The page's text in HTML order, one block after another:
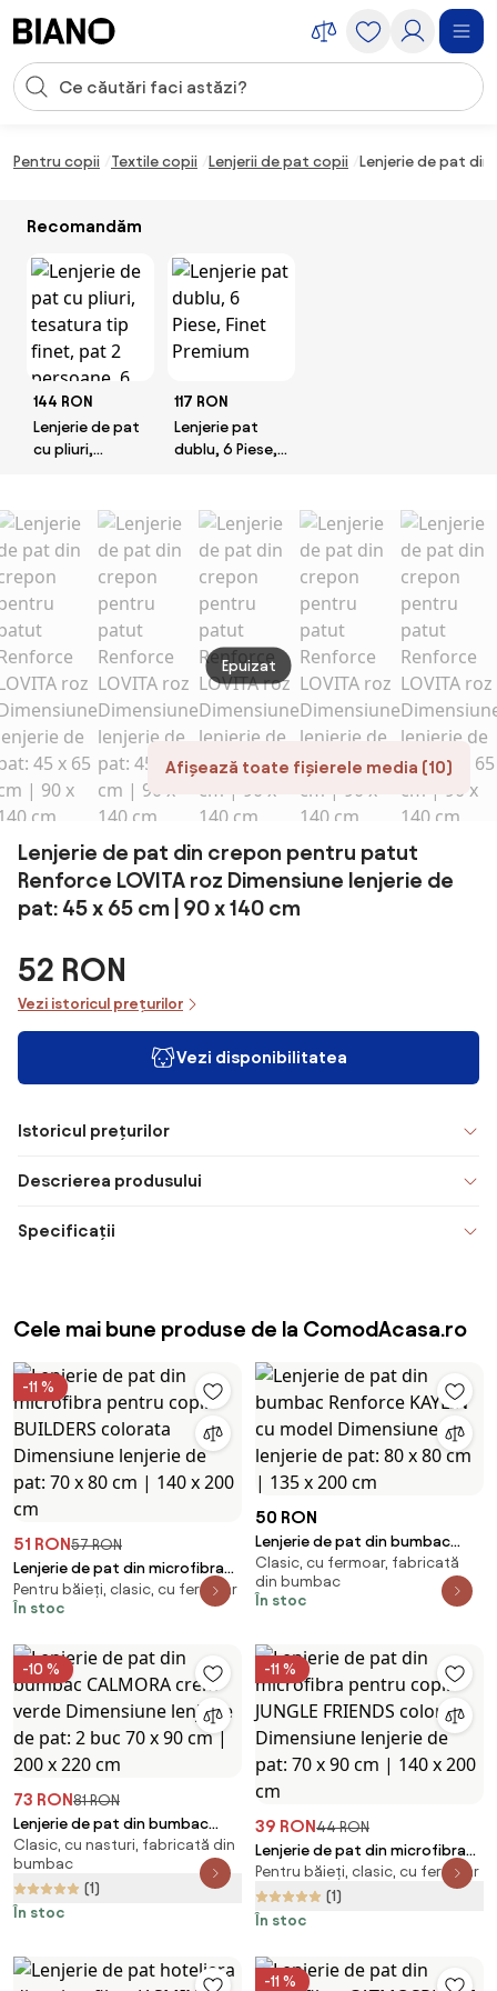
Introducerea căutării
Pentru copii Textile copii Lenjerii de pat copii Lenjerie de pat
Recomandăm
144 RON
Lenjerie de pat
cu pliuri,
persoane, 6
piese -Alb
117 RON
Lenjerie pat
dublu, 6 Piese,
Afișează toate fișierele media (10)
Epuizat
Lenjerie de pat din crepon pentru patut
Renforce LOVITA roz Dimensiune lenjerie de
pat: 45 x 65 cm | 90 x 140 cm
52 RON
Vezi istoricul prețurilor
Vezi disponibilitatea
Istoricul prețurilor
Descrierea produsului
Specificații
Cele mai bune produse de la ComodAcasa.ro
-11 %
51 RON57 RON
Lenjerie de pat din microfibra
pentru copii BUILDERS colorata
Dimensiune lenjerie de pat: 70 x
Pentru băieți, clasic, cu fermoar
În stoc
50 RON
Lenjerie de pat din bumbac
Renforce KAYLIN cu model
Dimensiune lenjerie de pat: 80 x
80 cm | 135 x 200 cm
Clasic, cu fermoar, fabricată
din bumbac
În stoc
-10 %
73 RON81 RON
Lenjerie de pat din bumbac
CALMORA crem verde
Dimensiune lenjerie de pat: 2
buc 70 x 90 cm | 200 x 220 cm
Clasic, cu nasturi, fabricată din
bumbac
(1)
În stoc
-11 %
39 RON44 RON
Lenjerie de pat din microfibra
pentru copii JUNGLE FRIENDS
colorat Dimensiune lenjerie de
pat: 70 x 90 cm | 140 x 200 cm
Pentru băieți, clasic, cu fermoar
(1)
În stoc
-11 %